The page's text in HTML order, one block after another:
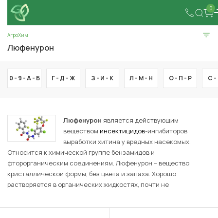
0
АгроХим
Люфенурон
0 - 9 -А - Б Г - Д -Ж З - И - К Л - М - Н О - П - Р С -
Люфенурон является действующим
веществом инсектицидов-ингибиторов
выработки хитина у вредных насекомых.
Относится к химической группе бензамидов и
фторорганическим соединениям. Люфенурон – вещество
кристаллической формы, без цвета и запаха. Хорошо
растворяется в органических жидкостях, почти не
ультрафиолете и сильном ветре, используется